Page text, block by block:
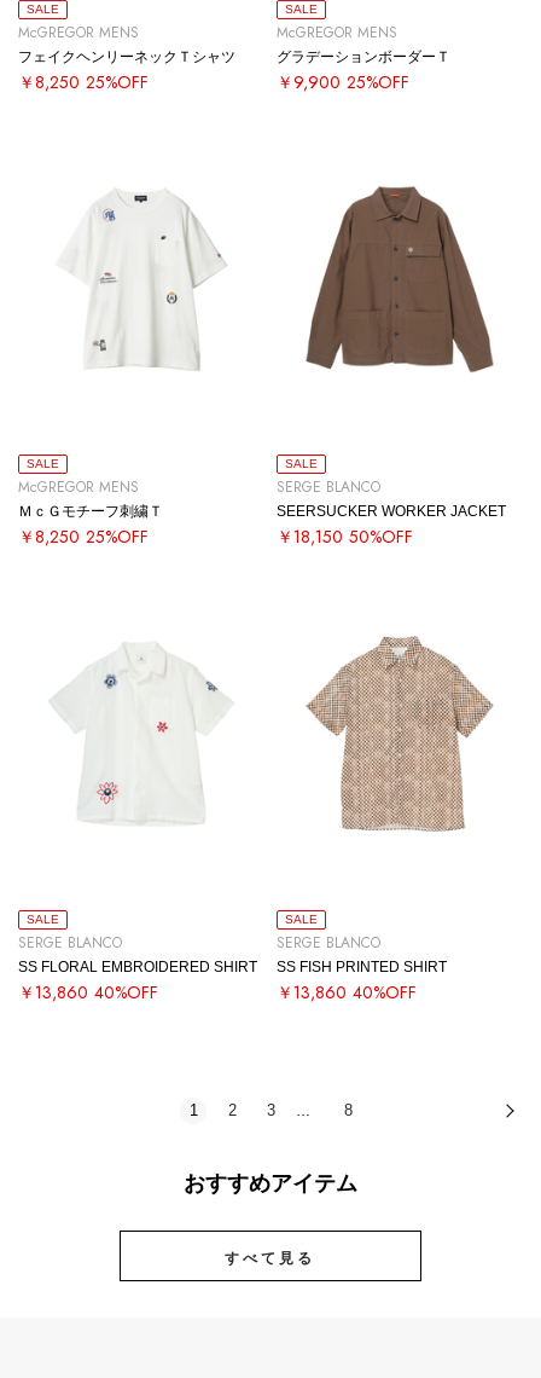
SALE
McGREGOR MENS
フェイクヘンリーネックＴシャツ
￥8,250 25%OFF
SALE
McGREGOR MENS
グラデーションボーダーＴ
￥9,900 25%OFF
SALE
McGREGOR MENS
ＭｃＧモチーフ刺繍Ｔ
￥8,250 25%OFF
SALE
SERGE BLANCO
SEERSUCKER WORKER JACKET
￥18,150 50%OFF
SALE
SERGE BLANCO
SS FLORAL EMBROIDERED SHIRT
￥13,860 40%OFF
SALE
SERGE BLANCO
SS FISH PRINTED SHIRT
￥13,860 40%OFF
1 2 3 … 8
おすすめアイテム
すべて見る